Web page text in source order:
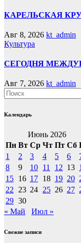
КАРЕЛЬСКАЯ
Авг 8, 2026 kt_admin
Культура
СЕГОДНЯ
Авг 7, 2026 kt_admin
Календарь
Июнь 2026
Пн Вт Ср Чт Пт Сб
1
2 3 4 5 6
8
9 10 11 12 13
15 16 17 18 19 20
22 23 24 25 26 27
29 30
« Май
Июл »
Свежие записи